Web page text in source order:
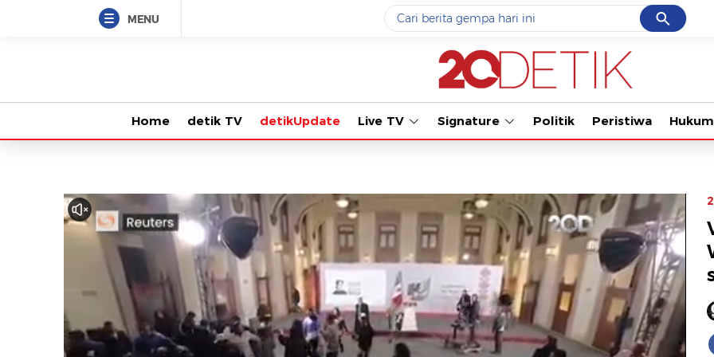
MENU Cancel
Yang sedang ramai dicari
data live draw sgp
#3prabowo
#5gempa hari ini
Promoted
Terakhir yang dicari
Loading...
Tonton
Home detik TV detikUpdate Live TV Signature Politik Peristiwa Hukum